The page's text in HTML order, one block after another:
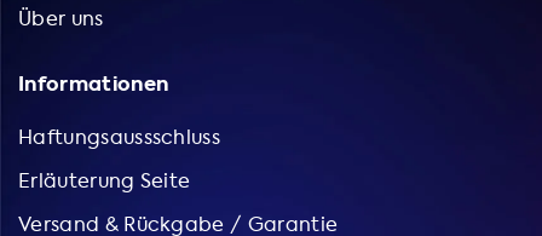
Über uns
Informationen
Haftungsaussschluss
Erläuterung Seite
Versand & Rückgabe / Garantie